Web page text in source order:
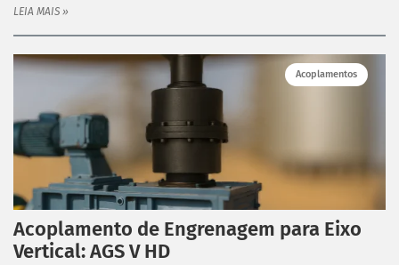
LEIA MAIS »
Acoplamentos
Acoplamento de Engrenagem para Eixo
Vertical: AGS V HD